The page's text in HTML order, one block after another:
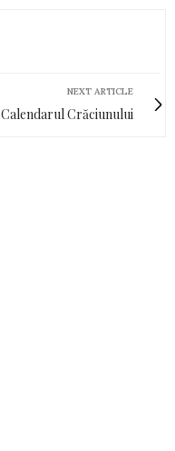
NEXT ARTICLE
Calendarul Crăciunului